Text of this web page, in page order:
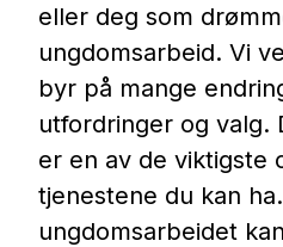
eller deg som
ungdomsarbeid. Vi
byr på mange
utfordringer og valg.
er en av de viktigste
tjenestene du kan
ungdomsarbeidet